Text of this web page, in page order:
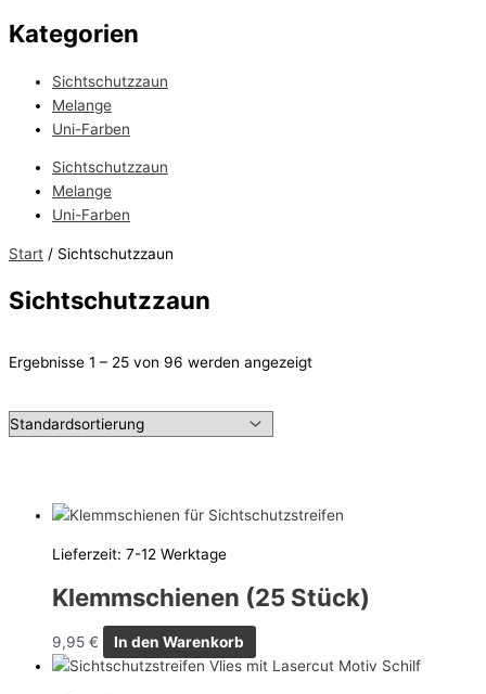
Kategorien
Sichtschutzzaun
Melange
Uni-Farben
Sichtschutzzaun
Melange
Uni-Farben
Start / Sichtschutzzaun
Sichtschutzzaun
Ergebnisse 1 – 25 von 96 werden angezeigt
Lieferzeit: 7-12 Werktage
Klemmschienen (25 Stück)
9,95 € In den Warenkorb